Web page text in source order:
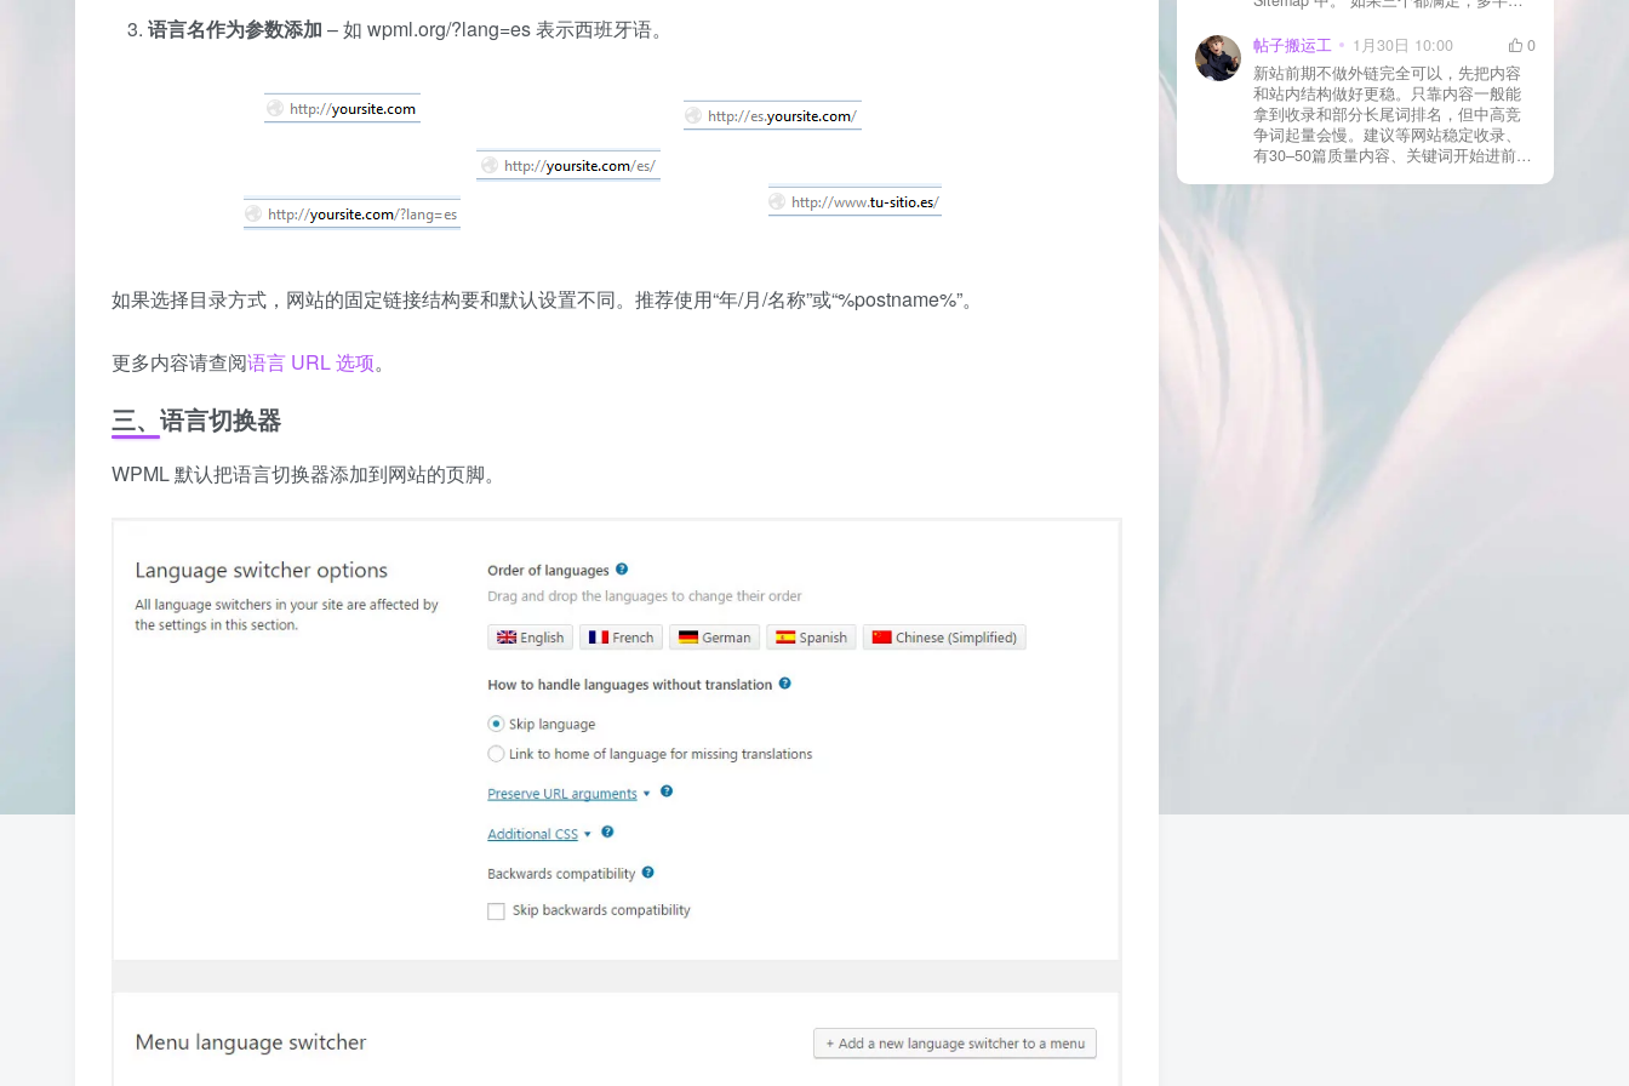
语言名作为参数添加 – 如 wpml.org/?lang=es 表示西班牙语。
如果选择目录方式，网站的固定链接结构要和默认设置不同。推荐使用“年/月/名称”或“%postname%”。
更多内容请查阅语言 URL 选项。
三、 语言切换器
WPML 默认把语言切换器添加到网站的页脚。
合并压缩测试一次 若使用 Cloudflare：
则
手。 2) 什么情况下“等”是没用的？ 以下
情况基本不会靠时间自动解决：页面几
乎没有内链（孤立页）、内容与站内已
有页面高度相似、canonical 指向了别的
URL、同一主题短时间发布太多相似文
章。 这种情况下，Google 已经抓取，但
判断“当前不值得进入索引”。 3) 最有效
的人工干预方式（不折腾） 优先做这 3
确认 canonical 为自指，避免被判定为重
复页，做完再去 GSC 请求重新编入索引
即可。 4) 什么“干预动作”反而容易适得
其反？ 不太推荐：频繁删除重发、连续
多次点“请求编入索引”、为了收录强行堆
关键词、随意改 URL 或标题 这些操作会
慢收录。 5) 一个实用判断标准 如果一篇
帖子搬运工 1月30日 10:00
0
新站前期不做外链完全可以，先把内容
和站内结构做好更稳。只靠内容一般能
拿到收录和部分长尾词排名，但中高竞
争词起量会慢。建议等网站稳定收录、
有30–50篇质量内容、关键词开始进前